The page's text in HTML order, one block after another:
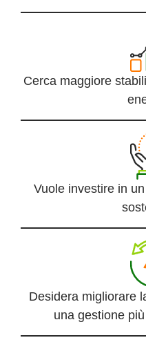
Cerca maggiore
Vuole investire in
Desidera migliorare
una gestione